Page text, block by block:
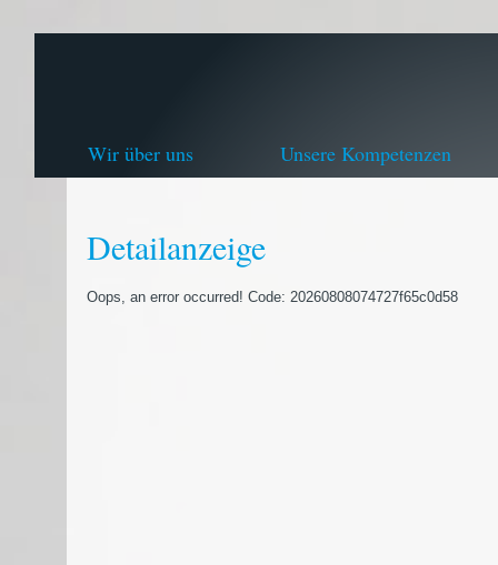
Wir über uns Unsere Kompetenzen
Detailanzeige
Oops, an error occurred! Code: 20260808074727f65c0d58